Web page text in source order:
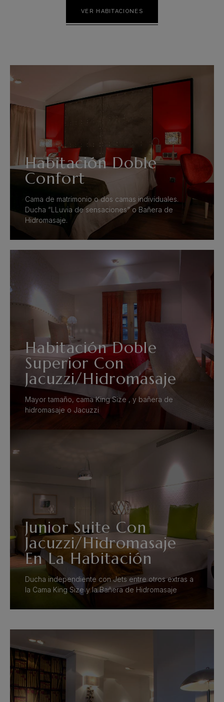
VER HABITACIONES
Habitación Doble
Confort
Cama de matrimonio o dos camas individuales.
Ducha “LLuvia de sensaciones” o Bañera de
Hidromasaje.
Habitación Doble
Superior Con
Jacuzzi/Hidromasaje
Mayor tamaño, cama King Size , y bañera de
hidromasaje o Jacuzzi
Junior Suite Con
Jacuzzi/Hidromasaje
En La Habitación
Ducha independiente con Jets entre otros extras a
la Cama King Size y la Bañera de Hidromasaje